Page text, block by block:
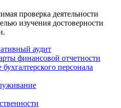
проверка деятельности
изучения достоверности
аудит
финансовой отчетности
персонала